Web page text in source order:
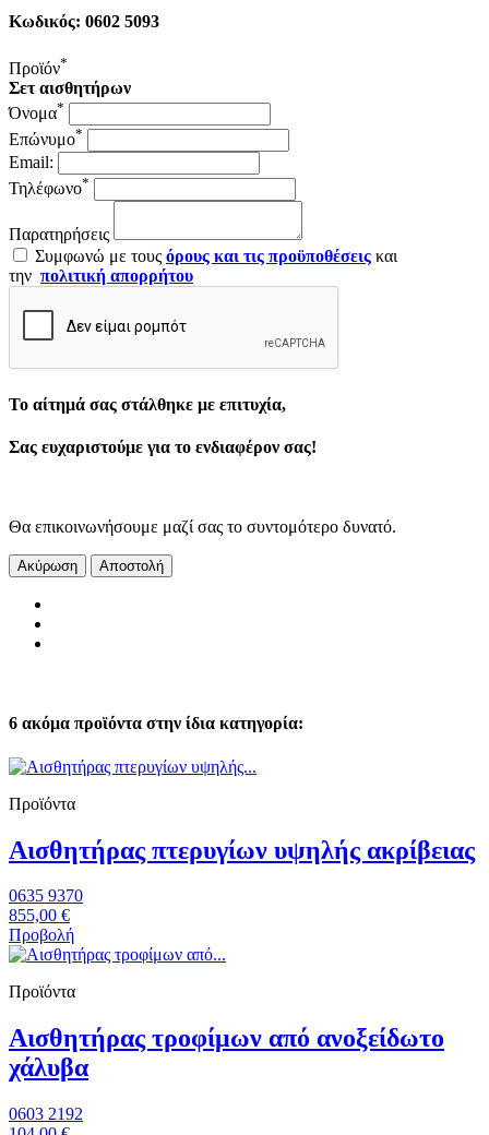
Κωδικός: 0602 5093
Προϊόν*
Σετ αισθητήρων
Όνομα*
Επώνυμο*
Email:
Τηλέφωνο*
Παρατηρήσεις
Συμφωνώ με τους όρους και τις προϋποθέσεις και
την πολιτική απορρήτου
Το αίτημά σας στάλθηκε με επιτυχία,
Σας ευχαριστούμε για το ενδιαφέρον σας!
Θα επικοινωνήσουμε μαζί σας το συντομότερο δυνατό.
Ακύρωση Αποστολή
6 ακόμα προϊόντα στην ίδια κατηγορία:
Προϊόντα
Αισθητήρας πτερυγίων υψηλής ακρίβειας
0635 9370
855,00 €
Προβολή
Προϊόντα
Αισθητήρας τροφίμων από ανοξείδωτο
χάλυβα
0603 2192